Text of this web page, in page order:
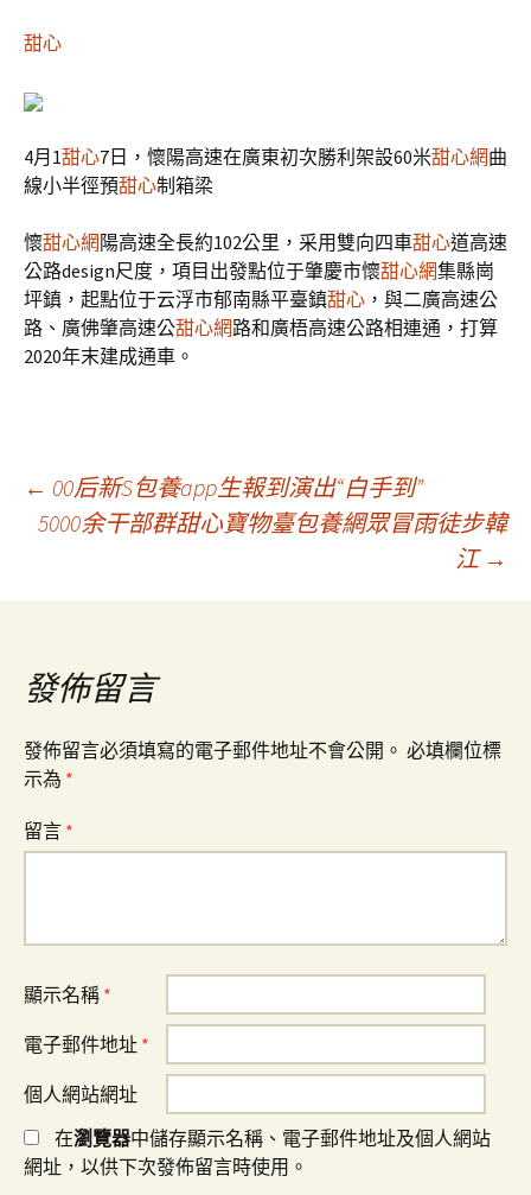
甜心
4月1甜心7日，懷陽高速在廣東初次勝利架設60米甜心網曲
線小半徑預甜心制箱梁
懷甜心網 陽高速全長約102公里，采用雙向四車甜心道高速
公路design尺度，項目出發點位于肇慶市懷甜心網集縣崗
坪鎮，起點位于云浮市郁南縣平臺鎮甜心 ，與二廣高速公
路、廣佛肇高速公甜心網路和廣梧高速公路相連通，打算
2020年末建成通車。
文
導
覽
← 00后新S包養app生報到演出“白手到”
5000余干部群甜心寶物臺包養網眾冒雨徒步韓
江 →
發佈留言
發佈留言必須填寫的電子郵件地址不會公開。 必填欄位標
示為 *
留言 *
顯示名稱 *
電子郵件地址 *
個人網站網址
在瀏覽器中儲存顯示名稱、電子郵件地址及個人網站
網址，以供下次發佈留言時使用。